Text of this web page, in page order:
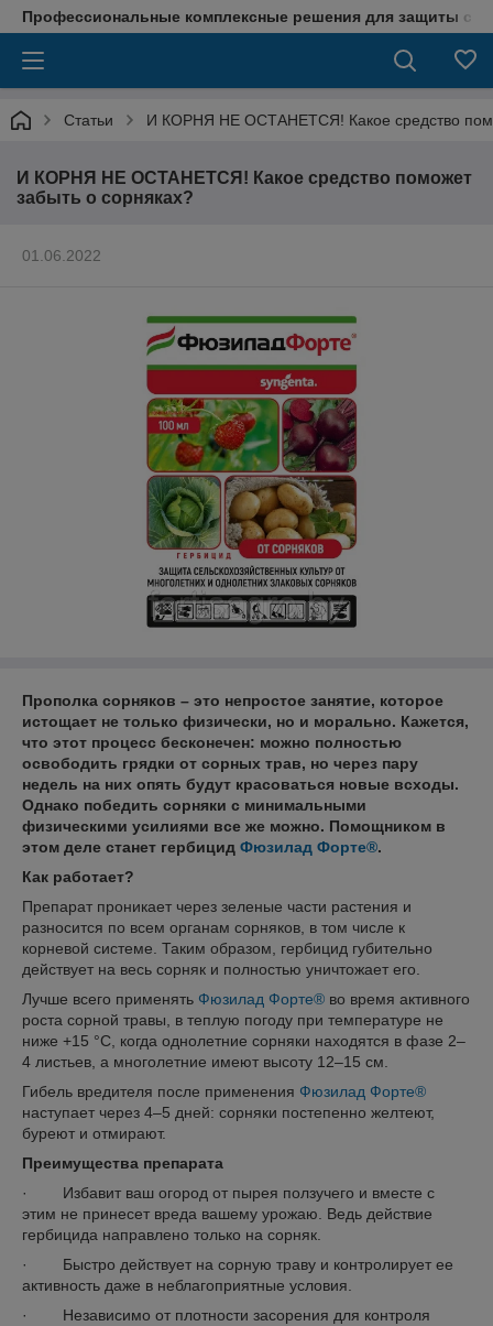
Профессиональные комплексные решения для защиты
Статьи И КОРНЯ НЕ ОСТАНЕТСЯ! Какое средство
И КОРНЯ НЕ ОСТАНЕТСЯ! Какое средство поможет
забыть о сорняках?
01.06.2022
Прополка сорняков – это непростое занятие, которое
истощает не только физически, но и морально. Кажется,
что этот процесс бесконечен: можно полностью
освободить грядки от сорных трав, но через пару
недель на них опять будут красоваться новые всходы.
Однако победить сорняки с минимальными
физическими усилиями все же можно. Помощником в
этом деле станет гербицид Фюзилад Форте®.
Как работает?
Препарат проникает через зеленые части растения и
разносится по всем органам сорняков, в том числе к
корневой системе. Таким образом, гербицид губительно
действует на весь сорняк и полностью уничтожает его.
Лучше всего применять Фюзилад Форте® во время активного
роста сорной травы, в теплую погоду при температуре не
ниже +15 °С, когда однолетние сорняки находятся в фазе 2–
4 листьев, а многолетние имеют высоту 12–15 см.
Гибель вредителя после применения Фюзилад Форте®
наступает через 4–5 дней: сорняки постепенно желтеют,
буреют и отмирают.
Преимущества препарата
· Избавит ваш огород от пырея ползучего и вместе с
этим не принесет вреда вашему урожаю. Ведь действие
гербицида направлено только на сорняк.
· Быстро действует на сорную траву и контролирует ее
активность даже в неблагоприятные условия.
· Независимо от плотности засорения для контроля